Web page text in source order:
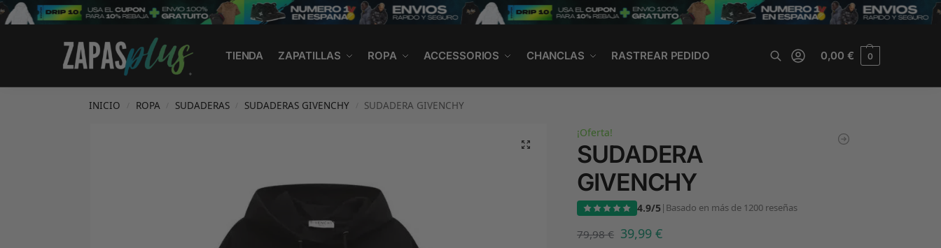
TIENDA ZAPATILLAS ROPA ACCESSORIOS CHANCLAS RASTREAR PEDIDO
Search
0,00€ 0
INICIO ROPA SUDADERAS SUDADERAS GIVENCHY SUDADERA GIVENCHY
¡Oferta!
SUDADERA
GIVENCHY
4.9/5| Basado en más de 1200 reseñas
79,98€ 39,99€